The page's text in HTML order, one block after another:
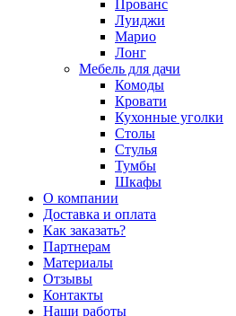
Прованс
Луиджи
Марио
Лонг
Мебель для дачи
Комоды
Кровати
Кухонные уголки
Столы
Стулья
Тумбы
Шкафы
О компании
Доставка и оплата
Как заказать?
Партнерам
Материалы
Отзывы
Контакты
Наши работы